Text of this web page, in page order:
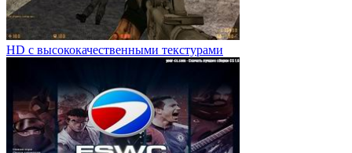
HD с высококачественными текстурами